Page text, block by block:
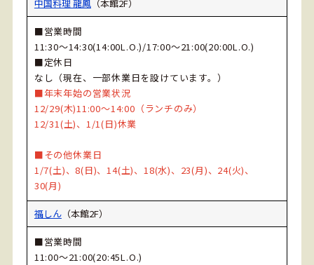
中国料理 龍鳳（本館2F）
■営業時間
11:30～14:30(14:00L.O.)/17:00～21:00(20:00L.O.)
■定休日
なし（現在、一部休業日を設けています。）
■年末年始の営業状況
12/29(木)11:00～14:00（ランチのみ）
12/31(土)、1/1(日)休業
■その他休業日
1/7(土)、8(日)、14(土)、18(水)、23(月)、24(火)、
30(月)
福しん（本館2F）
■営業時間
11:00～21:00(20:45L.O.)